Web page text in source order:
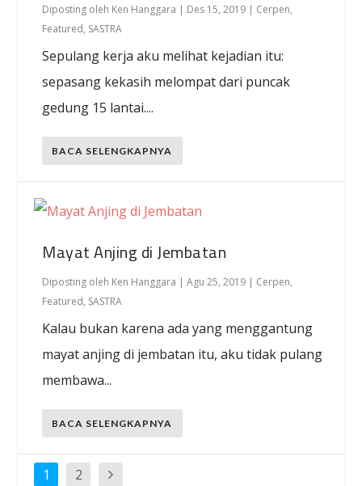
Diposting oleh Ken Hanggara | Des 15, 2019 | Cerpen,
Featured, SASTRA
Sepulang kerja aku melihat kejadian itu:
sepasang kekasih melompat dari puncak
gedung 15 lantai....
BACA SELENGKAPNYA
Mayat Anjing di Jembatan
Diposting oleh Ken Hanggara |Agu 25, 2019 | Cerpen,
Featured, SASTRA
Kalau bukan karena ada yang menggantung
mayat anjing di jembatan itu, aku tidak pulang
membawa...
BACA SELENGKAPNYA
1 2